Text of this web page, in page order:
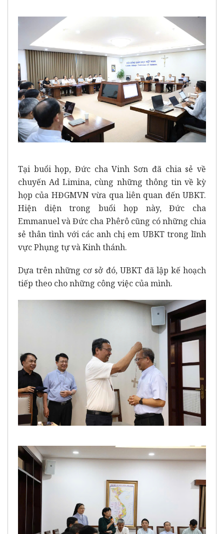
Tại buổi họp, Đức cha Vinh Sơn đã chia sẻ về
chuyến Ad Limina, cùng những thông tin về kỳ
họp của HĐGMVN vừa qua liên quan đến UBKT.
Hiện diện trong buổi họp này, Đức cha
Emmanuel và Đức cha Phêrô cũng có những chia
sẻ thân tình với các anh chị em UBKT trong lĩnh
vực Phụng tự và Kinh thánh.
Dựa trên những cơ sở đó, UBKT đã lập kế hoạch
tiếp theo cho những công việc của mình.